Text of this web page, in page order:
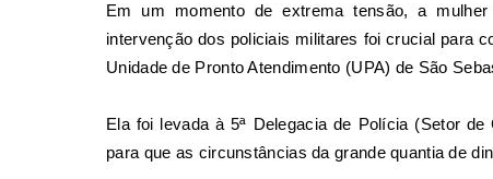
Em um momento de extrema tensão, a
intervenção dos policiais militares foi crucial para
Unidade de Pronto Atendimento (UPA) de São
Ela foi levada à5ª Delegacia de Polícia (Setor de
para que as circunstâncias da grande quantia de